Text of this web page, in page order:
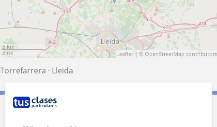
5 km
3 mi
Leaflet | © OpenStreetMap contributors
Torrefarrera · Lleida
Contacta con Cristina